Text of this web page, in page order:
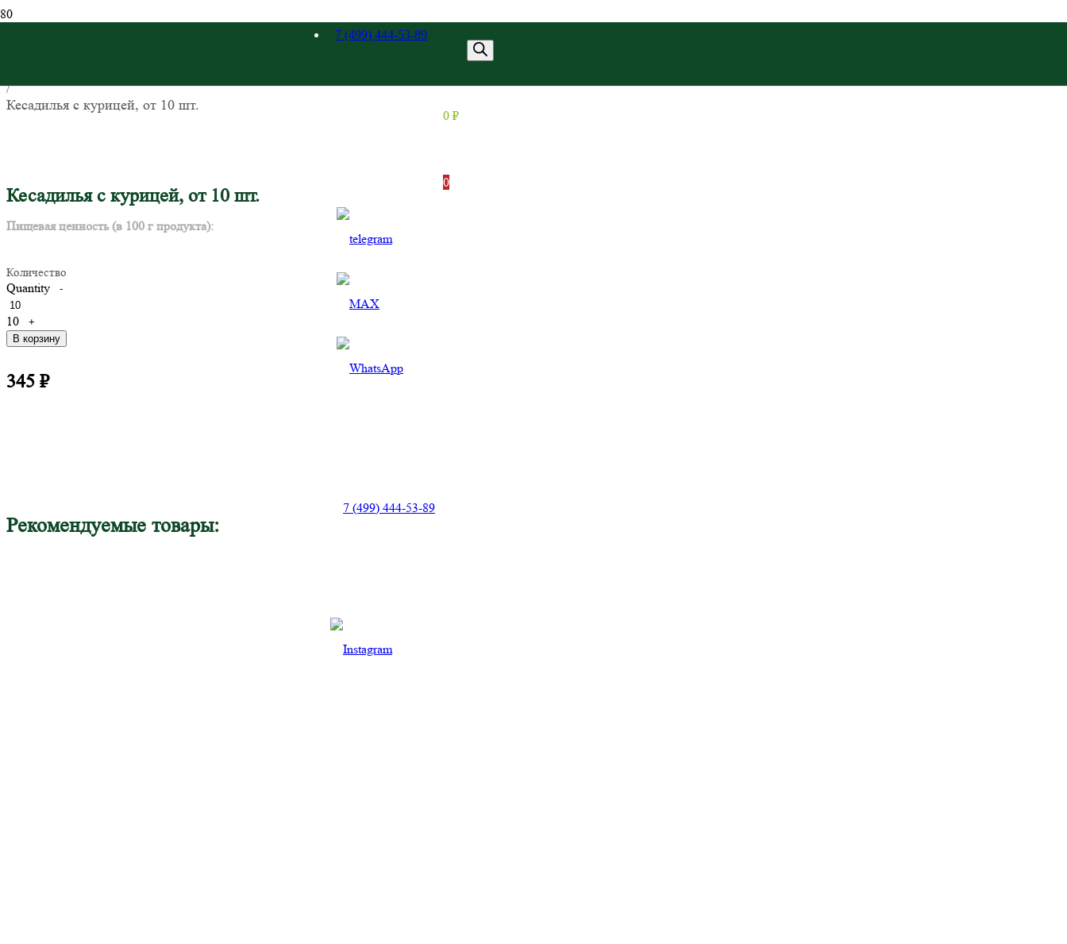
7 (499) 444-53-89
7 (499) 444-53-89
0 ₽
0
/
Кесадилья с курицей, от 10 шт.
Кесадилья с курицей, от 10 шт.
Пищевая ценность (в 100 г продукта):
Количество
Quantity -
10
+
В корзину
345 ₽
Рекомендуемые товары: